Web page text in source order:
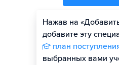
Нажав на
добавите эту
план
выбранных вами